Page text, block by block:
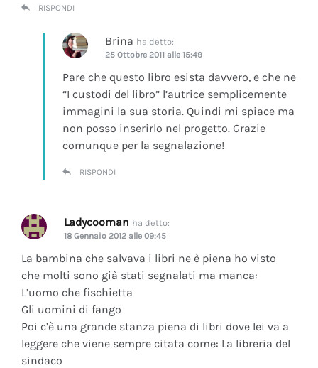
RISPONDI
Brina ha detto:
25 Ottobre 2011 alle 15:49
Pare che questo libro esista davvero, e che ne
“I custodi del libro” l’autrice semplicemente
immagini la sua storia. Quindi mi spiace ma
non posso inserirlo nel progetto. Grazie
comunque per la segnalazione!
RISPONDI
Ladycooman ha detto:
18 Gennaio 2012 alle 09:45
La bambina che salvava i libri ne è piena ho visto
che molti sono già stati segnalati ma manca:
L’uomo che fischietta
Gli uomini di fango
Poi c’è una grande stanza piena di libri dove lei va a
leggere che viene sempre citata come: La libreria del
sindaco